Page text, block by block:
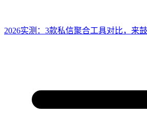
2026实测：3款私信聚合工具对比，来